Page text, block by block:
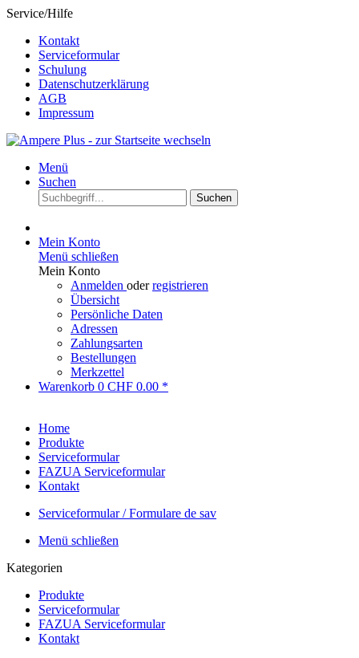
Service/Hilfe
Kontakt
Serviceformular
Schulung
Datenschutzerklärung
AGB
Impressum
Menü
Suchen
Suchen
Mein Konto
Menü schließen
Mein Konto
Anmelden oderregistrieren
Übersicht
Persönliche Daten
Adressen
Zahlungsarten
Bestellungen
Merkzettel
Warenkorb 0 CHF 0.00 *
Home
Produkte
Serviceformular
FAZUA Serviceformular
Kontakt
Serviceformular / Formulare de sav
Menü schließen
Kategorien
Produkte
Serviceformular
FAZUA Serviceformular
Kontakt